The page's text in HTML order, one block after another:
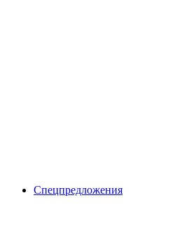
Спецпредложения